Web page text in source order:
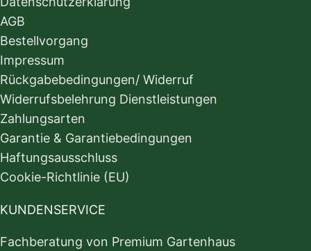
AGB
Bestellvorgang
Impressum
Rückgabebedingungen/ Widerruf
Widerrufsbelehrung Dienstleistungen
Zahlungsarten
Garantie & Garantiebedingungen
Haftungsausschluss
Cookie-Richtlinie (EU)
KUNDENSERVICE
Fachberatung von Premium Gartenhaus